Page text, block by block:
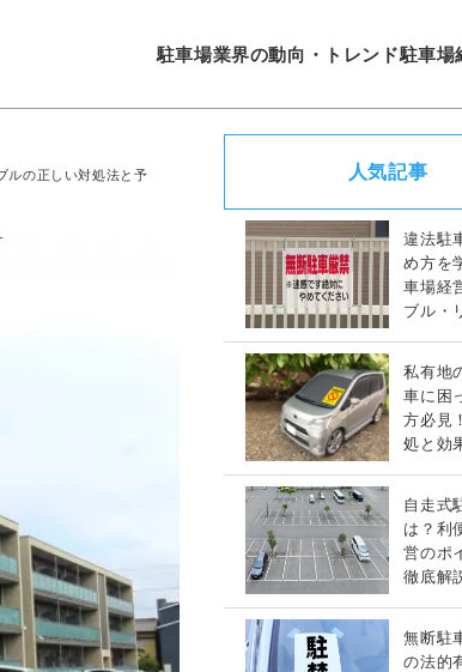
駐車場業界の動向・トレンド駐車場
ルの正しい対処法と予
人気記事
違法駐
め方を
車場経
ブル・
私有地
車に困
方必見
処と効
自走式
は？利
営のポ
徹底解
無断駐
の法的